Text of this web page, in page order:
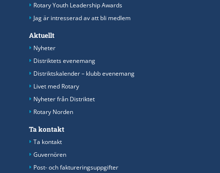
Rotary Youth Leadership Awards
Jag är intresserad av att bli medlem
Aktuellt
Nyheter
Distriktets evenemang
Distriktskalender – klubb evenemang
Livet med Rotary
Nyheter från Distriktet
Rotary Norden
Ta kontakt
Ta kontakt
Guvernören
Post- och faktureringsuppgifter